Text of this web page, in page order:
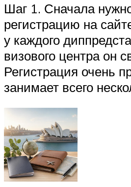
Шаг 1. Сначала
регистрацию на
у каждого
визового центра он
Регистрация очень
занимает всего